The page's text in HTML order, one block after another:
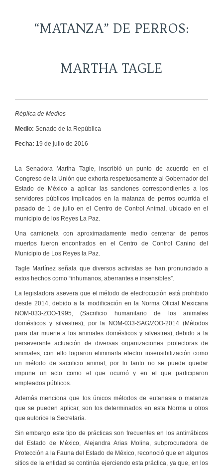
“MATANZA” DE PERROS:
MARTHA TAGLE
Réplica de Medios
Medio: Senado de la República
Fecha: 19 de julio de 2016
La Senadora Martha Tagle, inscribió un punto de acuerdo en el
Congreso de la Unión que exhorta respetuosamente al Gobernador del
Estado de México a aplicar las sanciones correspondientes a los
servidores públicos implicados en la matanza de perros ocurrida el
pasado de 1 de julio en el Centro de Control Animal, ubicado en el
municipio de los Reyes La Paz.
Una camioneta con aproximadamente medio centenar de perros
muertos fueron encontrados en el Centro de Control Canino del
Municipio de Los Reyes la Paz.
Tagle Martínez señala que diversos activistas se han pronunciado a
estos hechos como “inhumanos, aberrantes e insensibles”.
La legisladora asevera que el método de electrocución está prohibido
desde 2014, debido a la modificación en la Norma Oficial Mexicana
NOM-033-ZOO-1995, (Sacrificio humanitario de los animales
domésticos y silvestres), por la NOM-033-SAG/ZOO-2014 (Métodos
para dar muerte a los animales domésticos y silvestres), debido a la
perseverante actuación de diversas organizaciones protectoras de
animales, con ello lograron eliminarla electro insensibilización como
un método de sacrificio animal, por lo tanto no se puede quedar
impune un acto como el que ocurrió y en el que participaron
empleados públicos.
Además menciona que los únicos métodos de eutanasia o matanza
que se pueden aplicar, son los determinados en esta Norma u otros
que autorice la Secretaría.
Sin embargo este tipo de prácticas son frecuentes en los antirrábicos
del Estado de México, Alejandra Arias Molina, subprocuradora de
Protección a la Fauna del Estado de México, reconoció que en algunos
sitios de la entidad se continúa ejerciendo esta práctica, ya que, en los